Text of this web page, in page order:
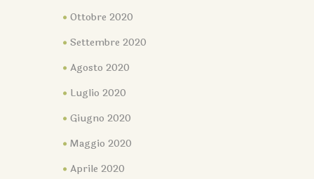
Ottobre 2020
Settembre 2020
Agosto 2020
Luglio 2020
Giugno 2020
Maggio 2020
Aprile 2020